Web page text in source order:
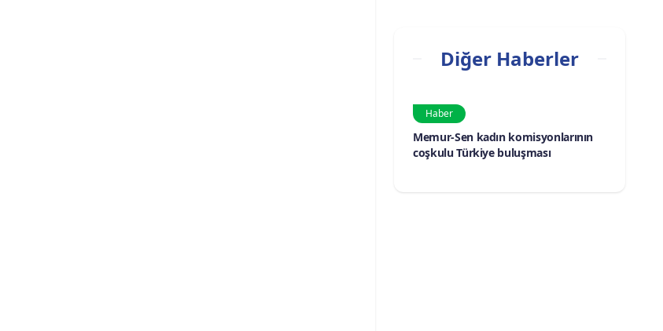
Diğer Haberler
Haber
Memur-Sen kadın komisyonlarının
coşkulu Türkiye buluşması